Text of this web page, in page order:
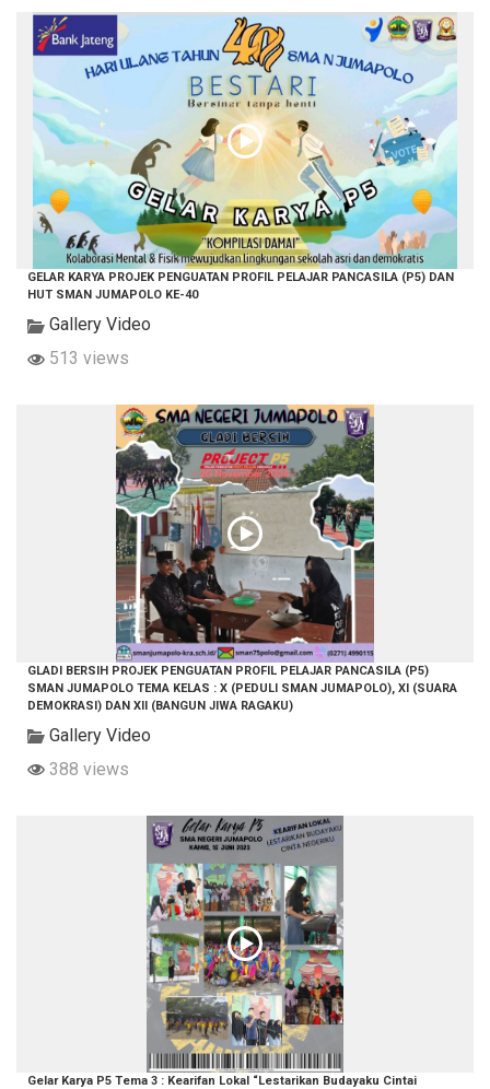
GELAR KARYA PROJEK PENGUATAN PROFIL PELAJAR PANCASILA (P5) DAN
HUT SMAN JUMAPOLO KE-40
Gallery Video
513 views
GLADI BERSIH PROJEK PENGUATAN PROFIL PELAJAR PANCASILA (P5)
SMAN JUMAPOLO TEMA KELAS : X (PEDULI SMAN JUMAPOLO), XI (SUARA
DEMOKRASI) DAN XII (BANGUN JIWA RAGAKU)
Gallery Video
388 views
Gelar Karya P5 Tema 3 : Kearifan Lokal “Lestarikan Budayaku Cintai